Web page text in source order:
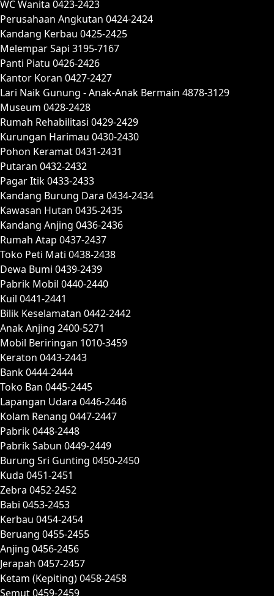
WC Wanita 0423-2423
Perusahaan Angkutan 0424-2424
Kandang Kerbau 0425-2425
Melempar Sapi 3195-7167
Panti Piatu 0426-2426
Kantor Koran 0427-2427
Lari Naik Gunung - Anak-Anak Bermain 4878-3129
Museum 0428-2428
Rumah Rehabilitasi 0429-2429
Kurungan Harimau 0430-2430
Pohon Keramat 0431-2431
Putaran 0432-2432
Pagar Itik 0433-2433
Kandang Burung Dara 0434-2434
Kawasan Hutan 0435-2435
Kandang Anjing 0436-2436
Rumah Atap 0437-2437
Toko Peti Mati 0438-2438
Dewa Bumi 0439-2439
Pabrik Mobil 0440-2440
Kuil 0441-2441
Bilik Keselamatan 0442-2442
Anak Anjing 2400-5271
Mobil Beriringan 1010-3459
Keraton 0443-2443
Bank 0444-2444
Toko Ban 0445-2445
Lapangan Udara 0446-2446
Kolam Renang 0447-2447
Pabrik 0448-2448
Pabrik Sabun 0449-2449
Burung Sri Gunting 0450-2450
Kuda 0451-2451
Zebra 0452-2452
Babi 0453-2453
Kerbau 0454-2454
Beruang 0455-2455
Anjing 0456-2456
Jerapah 0457-2457
Ketam (Kepiting) 0458-2458
Semut 0459-2459